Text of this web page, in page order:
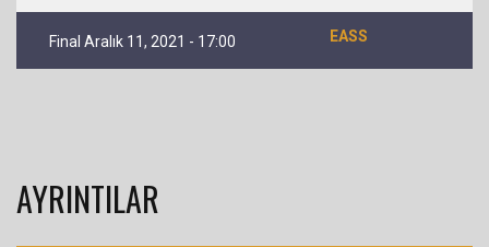
Final Aralık 11, 2021 - 17:00 EASS
AYRINTILAR